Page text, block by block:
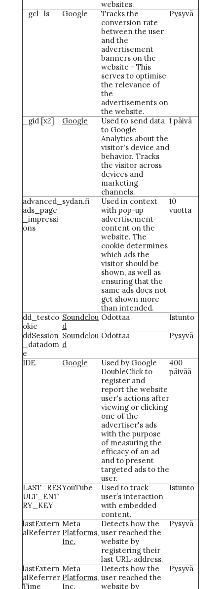
websites.
_gcl_ls Google
Tracks the
conversion rate
between the user
and the
advertisement
banners on the
website - This
serves to optimise
the relevance of
the
advertisements on
the website.
Pysyvä
_gid [x2] Google
Used to send data
to Google
Analytics about the
visitor's device and
behavior. Tracks
the visitor across
devices and
marketing
channels.
1 päivä
advanced_
ads_page
_impressi
ons
sydan.fi
Used in context
with pop-up
advertisement-
content on the
website. The
cookie determines
which ads the
visitor should be
shown, as well as
ensuring that the
same ads does not
get shown more
than intended.
10
vuotta
dd_testco
okie
Soundclou
d
Odottaa
Istunto
ddSession
_datadom
e
Soundclou
d
Odottaa Pysyvä
IDE Google
Used by Google
DoubleClick to
register and
report the website
user's actions after
viewing or clicking
one of the
advertiser's ads
with the purpose
of measuring the
efficacy of an ad
and to present
targeted ads to the
user.
400
päivää
LAST_RES
ULT_ENT
RY_KEY
YouTube
Used to track
user’s interaction
with embedded
content.
Istunto
lastExtern
alReferrer
Meta
Platforms,
Inc.
Detects how the
user reached the
website by
registering their
last URL-address.
Pysyvä
lastExtern
alReferrer
Time
Meta
Platforms,
Inc.
Detects how the
user reached the
website by
Pysyvä